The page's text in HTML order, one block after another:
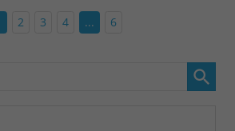
2 3 4 ... 6